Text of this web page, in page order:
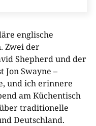
englische
Zwei der
Shepherd und der
Jon Swayne –
und ich erinnere
am Küchentisch
traditionelle
Deutschland.